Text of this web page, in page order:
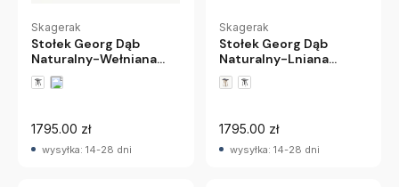
Skagerak
Stołek Georg Dąb
Naturalny-Wełniana
Poduszka Skagerak
1795.00 zł
wysyłka: 14-28 dni
Skagerak
Stołek Georg Dąb
Naturalny-Lniana
Poduszka Skagerak
1795.00 zł
wysyłka: 14-28 dni